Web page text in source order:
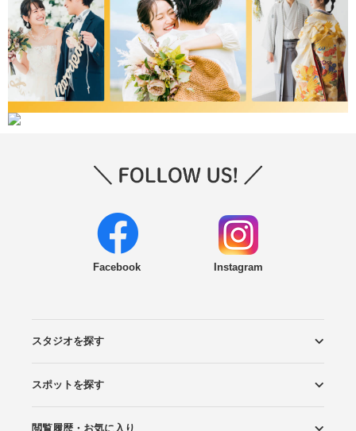
Facebook Instagram
スタジオを探す
エリアから探す
こだわりから探す
NEW PHOTO STYLE
プランから探す
フォトタイプ診断
フォトグラファーから探す
国内リゾートから探す
スポットを探す
ロケーションから探す
スタジオから探す
閲覧履歴・お気に入り